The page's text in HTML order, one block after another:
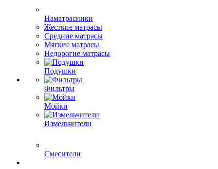
Наматрасники
Жесткие матрасы
Средние матрасы
Мягкие матрасы
Недорогие матрасы
Подушки
Фильтры
Мойки
Измельчители
Смесители